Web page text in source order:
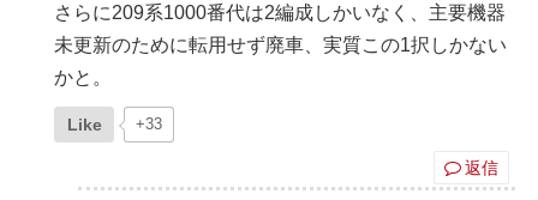
さらに209系1000番代は2編成しかいなく、主要機器
未更新のために転用せず廃車、実質この1択しかない
かと。
Like +33
返信